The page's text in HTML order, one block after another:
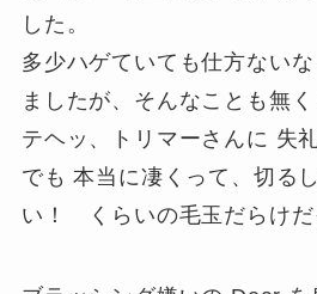
した。
多少ハゲていても仕方ない
ましたが、そんなことも無く
テヘッ、トリマーさんに 失
でも 本当に凄くって、切る
い！ くらいの毛玉だらけだ